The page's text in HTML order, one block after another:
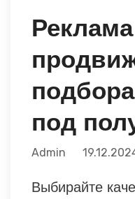
под
Admin
Выбирайте